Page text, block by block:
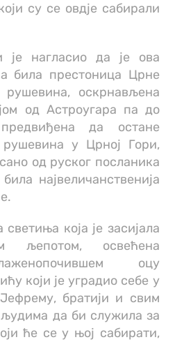
су се овдје сабирали
је нагласио да је ова
била престоница Црне
рушевина, оскрнављена
од Астроугара па до
да остане
рушевина у Црној Гори,
од руског посланика
највеличанственија
светиња која је засијала
љепотом, освећена
оцу
који је уградио себе у
братији и свим
да би служила за
ће се у њој сабирати,